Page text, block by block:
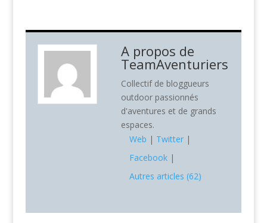
A propos de
TeamAventuriers
Collectif de bloggueurs
outdoor passionnés
d'aventures et de grands
espaces.
Web | Twitter|
Facebook|
Autres articles (62)